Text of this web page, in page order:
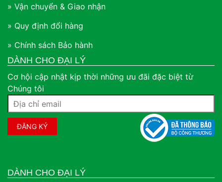
» Vận chuyển & Giao nhận
» Quy định đổi hàng
» Chính sách Bảo hành
DÀNH CHO ĐẠI LÝ
Cơ hội cập nhật kịp thời những ưu đãi đặc biệt từ
Chúng tôi
DÀNH CHO ĐẠI LÝ